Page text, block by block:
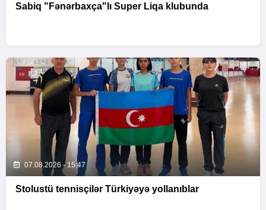
Sabiq "Fənərbaxça"lı Super Liqa klubunda
07.08.2026 - 15:47
Stolustü tennisçilər Türkiyəyə yollanıblar